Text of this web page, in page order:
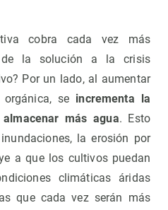
cobra cada vez más
de la solución a la crisis
Por un lado, al aumentar
se incrementa la
más agua. Esto
la erosión por
a que los cultivos puedan
climáticas áridas
que cada vez serán más